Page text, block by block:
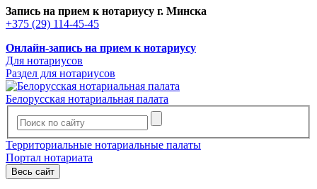
Запись на прием к нотариусу г. Минска
+375 (29) 114-45-45
Онлайн-запись на прием к нотариусу
Для нотариусов
Раздел для нотариусов
Белорусская нотариальная палата
Территориальные нотариальные палаты
Портал нотариата
Весь сайт